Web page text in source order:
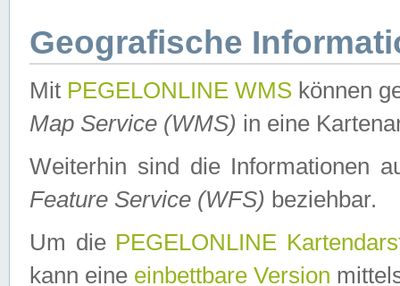
Geografische
Mit PEGELONLINE WMS können
Map Service (WMS) in eine
Weiterhin sind die Informationen
Feature Service (WFS) beziehbar.
Um die PEGELONLINE
kann eine einbettbare Version